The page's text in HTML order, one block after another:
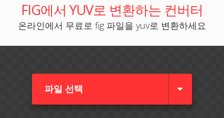
FIG에서 YUV로 변환하는 컨버터
온라인에서 무료로 fig 파일을 yuv로 변환하세요
파일 선택